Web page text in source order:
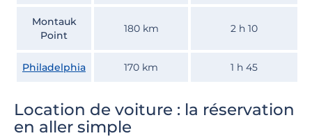
Montauk
Point
180 km 2 h 10
Philadelphia 170 km 1 h 45
Location de voiture : la réservation
en aller simple